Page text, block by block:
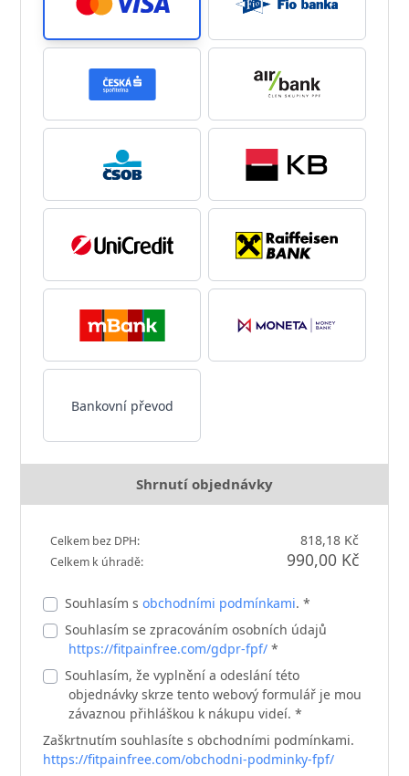
Bankovní převod
Shrnutí objednávky
Celkem bez DPH: 818,18 Kč
Celkem k úhradě: 990,00 Kč
Souhlasím sobchodními podmínkami. *
Souhlasím se zpracováním osobních údajů
https://fitpainfree.com/gdpr-fpf/ *
Souhlasím, že vyplnění a odeslání této
objednávky skrze tento webový formulář je mou
závaznou přihláškou k nákupu videí. *
Zaškrtnutím souhlasíte s obchodními podmínkami.
https://fitpainfree.com/obchodni-podminky-fpf/